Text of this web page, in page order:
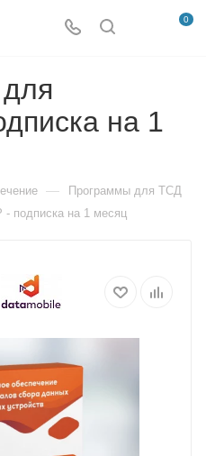
0
на 1
— Программы для ТСД
подписка на 1 месяц